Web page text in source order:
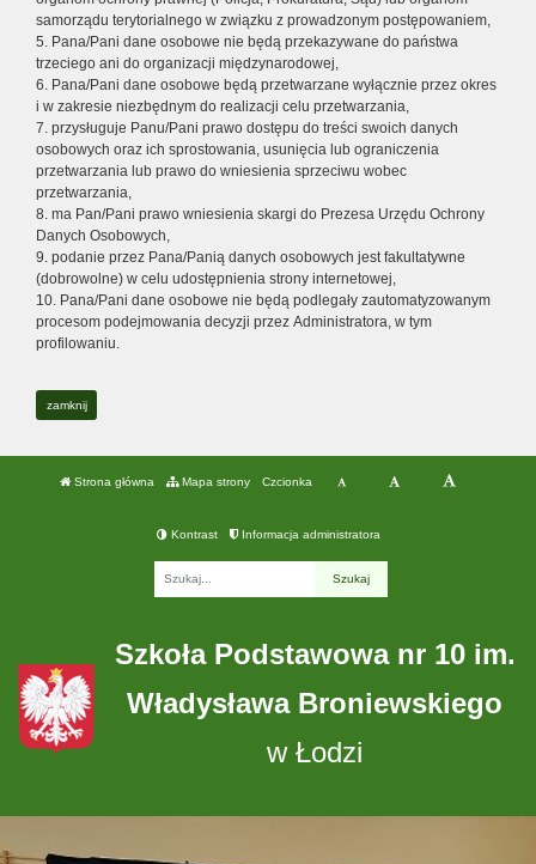
samorządu terytorialnego w związku z prowadzonym postępowaniem,
5. Pana/Pani dane osobowe nie będą przekazywane do państwa
trzeciego ani do organizacji międzynarodowej,
6. Pana/Pani dane osobowe będą przetwarzane wyłącznie przez okres
i w zakresie niezbędnym do realizacji celu przetwarzania,
7. przysługuje Panu/Pani prawo dostępu do treści swoich danych
osobowych oraz ich sprostowania, usunięcia lub ograniczenia
przetwarzania lub prawo do wniesienia sprzeciwu wobec
przetwarzania,
8. ma Pan/Pani prawo wniesienia skargi do Prezesa Urzędu Ochrony
Danych Osobowych,
9. podanie przez Pana/Panią danych osobowych jest fakultatywne
(dobrowolne) w celu udostępnienia strony internetowej,
10. Pana/Pani dane osobowe nie będą podlegały zautomatyzowanym
procesom podejmowania decyzji przez Administratora, w tym
profilowaniu.
zamknij
Strona główna Mapa strony Czcionka
Kontrast Informacja administratora
Szkoła Podstawowa nr 10 im.
Władysława Broniewskiego
w Łodzi